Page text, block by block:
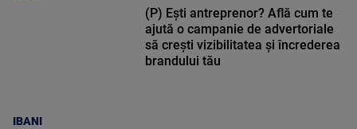
IBANI
(P) Ești antreprenor? Află cum te
ajută o campanie de advertoriale
să crești vizibilitatea și încrederea
brandului tău